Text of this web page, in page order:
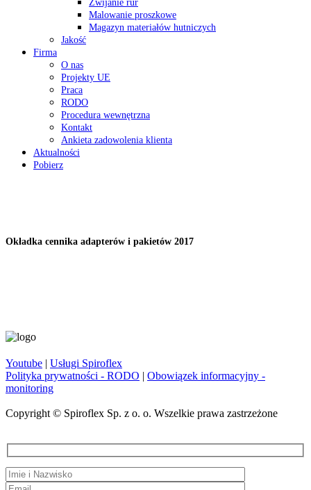
Zwijanie rur
Malowanie proszkowe
Magazyn materiałów hutniczych
Jakość
Firma
O nas
Projekty UE
Praca
RODO
Procedura wewnętrzna
Kontakt
Ankieta zadowolenia klienta
Aktualności
Pobierz
Okładka cennika adapterów i pakietów 2017
Youtube | Usługi Spiroflex
Polityka prywatności - RODO | Obowiązek informacyjny -
monitoring
Copyright © Spiroflex Sp. z o. o. Wszelkie prawa zastrzeżone